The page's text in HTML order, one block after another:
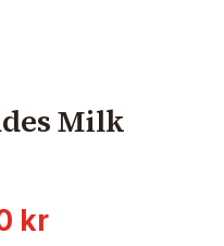
Milk
krNåværende